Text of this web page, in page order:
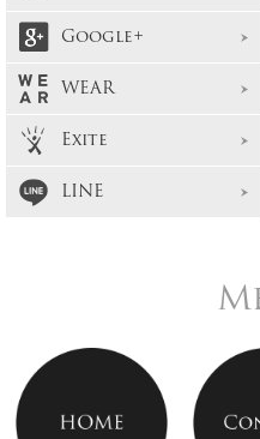
Google+
WEAR
Exite
LINE